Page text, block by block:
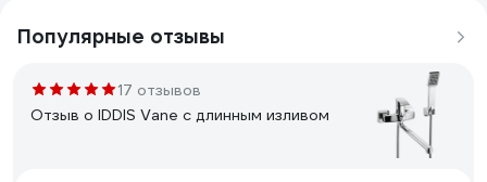
Популярные отзывы
17 отзывов
Отзыв о IDDIS Vane с длинным изливом